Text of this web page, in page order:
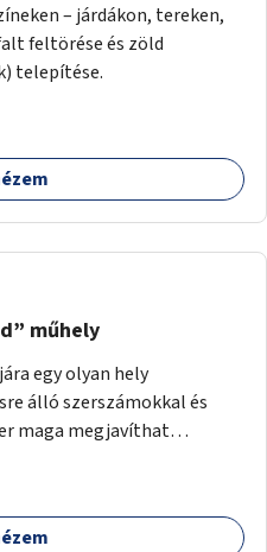
– járdákon, tereken,
feltörése és zöld
telepítése.
műhely
egy olyan hely
álló szerszámokkal és
maga megjavíthat